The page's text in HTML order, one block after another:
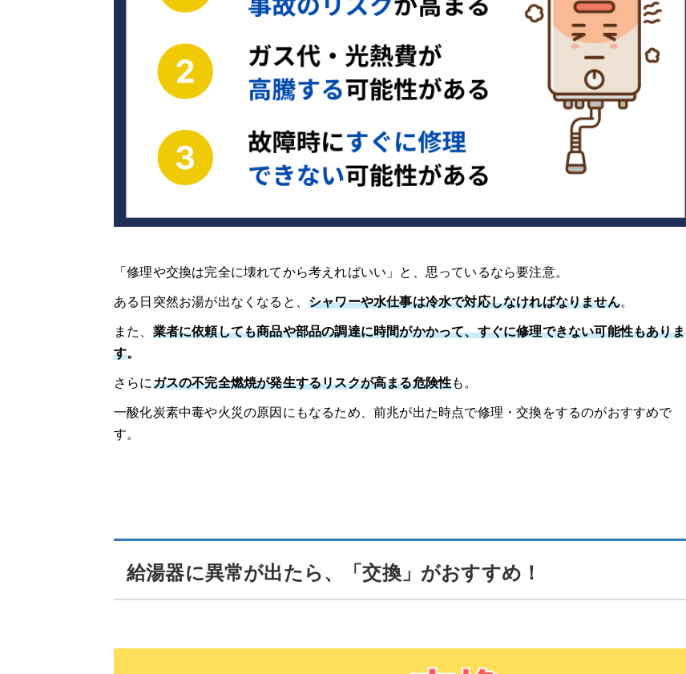
「修理や交換は完全に壊れてから考えればいい」と、思っているなら要注意。
ある日突然お湯が出なくなると、 シャワーや水仕事は冷水で対応しなければなりません。
また、 業者に依頼しても商品や部品の調達に時間がかかって、すぐに修理できない可能性もありま
す。
さらにガスの不完全燃焼が発生するリスクが高まる危険性も。
一酸化炭素中毒や火災の原因にもなるため、前兆が出た時点で修理・交換をするのがおすすめで
す。
給湯器に異常が出たら、「交換」がおすすめ！